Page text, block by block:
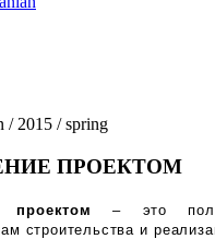
/ 2015 / spring
ПРОЕКТОМ
проектом
– это
строительства и